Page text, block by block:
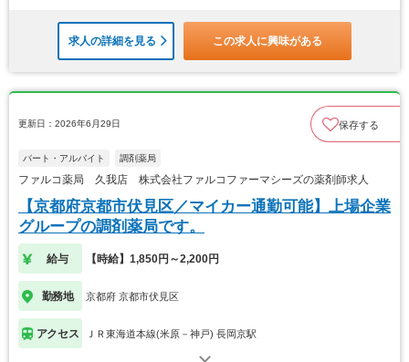
求人の詳細を見る この求人に興味がある
更新日：2026年6月29日 保存する
パート・アルバイト 調剤薬局
ファルコ薬局 久我店 株式会社ファルコファーマシーズの薬剤師求人
【京都府京都市伏見区／マイカー通勤可能】上場企業
グループの調剤薬局です。
給与 【時給】1,850円～2,200円
勤務地 京都府 京都市伏見区
アクセス ＪＲ東海道本線(米原－神戸) 長岡京駅